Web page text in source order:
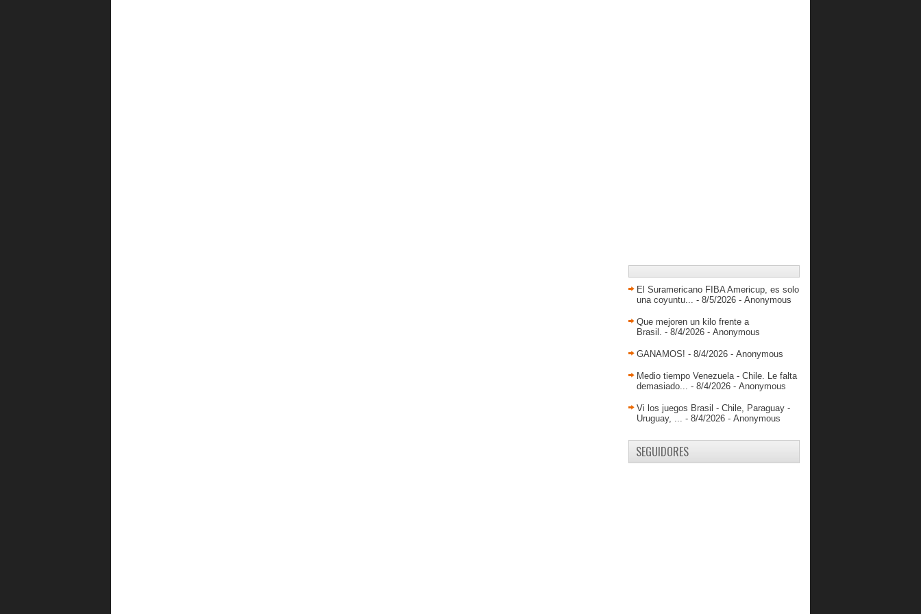
junio 2015( 31 )
mayo 2015( 52 )
marzo 2015( 53 )
febrero 2015
( 68 )
enero 2015
( 73 )
2013( 738 )
2011( 228 )
El Suramericano FIBA Americup, es solo
una coyuntu... - 8/5/2026 - Anonymous
Que mejoren un kilo frente a
Brasil. - 8/4/2026 - Anonymous
GANAMOS! - 8/4/2026 - Anonymous
Medio tiempo Venezuela - Chile. Le falta
demasiado... - 8/4/2026 - Anonymous
Vi los juegos Brasil - Chile, Paraguay -
Uruguay, ... - 8/4/2026 - Anonymous
SEGUIDORES